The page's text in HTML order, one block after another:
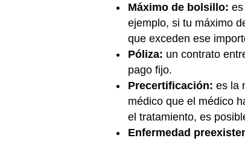
Máximo de bolsillo:
ejemplo, si tu máximo
que exceden ese
Póliza: un contrato
pago fijo.
Precertificación: es la
médico que el médico
el tratamiento, es
Enfermedad